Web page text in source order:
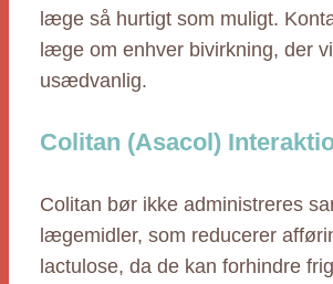
læge så hurtigt som muligt.
læge om enhver bivirkning, der
usædvanlig.
Colitan (Asacol)
Colitan bør ikke administreres
lægemidler, som reducerer
lactulose, da de kan forhindre